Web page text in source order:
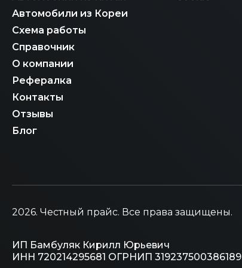
Автомобили из Кореи
Схема работы
Справочник
О компании
Рефералка
Контакты
Отзывы
Блог
2026. Честный прайс. Все права защищены.
ИП Бамбуляк Кирилл Юрьевич
ИНН 720214295681 ОГРНИП 319237500386189